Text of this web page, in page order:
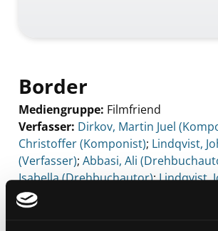
Border
Mediengruppe: Filmfriend
Verfasser: Suche nach diesem
Dirkov, Martin Juel
Christoffer (Komponist); Lindqvist,
(Verfasser); Abbasi, Ali
Isabella (Drehbuchautor);Lindqvist,
(Drehbuchautor)